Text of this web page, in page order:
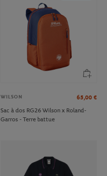
WILSON 65,00 €
Sac à dos RG26 Wilson x Roland-
Garros - Terre battue